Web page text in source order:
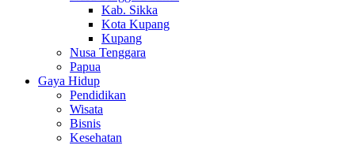
Kab. Sikka
Kota Kupang
Kupang
Nusa Tenggara
Papua
Gaya Hidup
Pendidikan
Wisata
Bisnis
Kesehatan